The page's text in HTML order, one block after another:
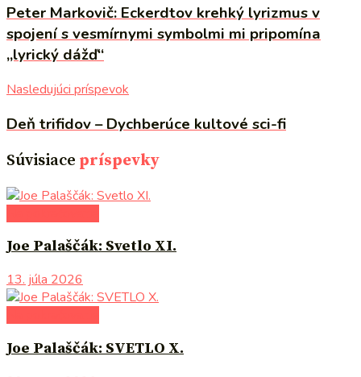
Peter Markovič: Eckerdtov krehký lyrizmus v
spojení s vesmírnymi symbolmi mi pripomína
„lyrický dážď“
Nasledujúci príspevok
Deň trifidov – Dychberúce kultové sci-fi
Súvisiace príspevky
Joe Palaščák: Svetlo XI.
13. júla 2026
Joe Palaščák: SVETLO X.